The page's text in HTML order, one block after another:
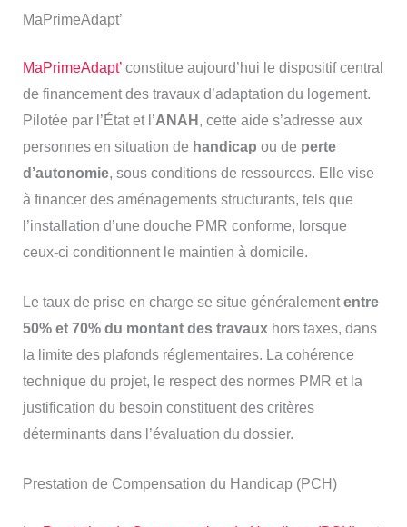
MaPrimeAdapt’
MaPrimeAdapt’constitue aujourd’hui le dispositif central
de financement des travaux d’adaptation du logement.
Pilotée par l’État et l’ANAH , cette aide s’adresse aux
personnes en situation de handicap ou de perte
d’autonomie, sous conditions de ressources. Elle vise
à financer des aménagements structurants, tels que
l’installation d’une douche PMR conforme, lorsque
ceux-ci conditionnent le maintien à domicile.
Le taux de prise en charge se situe généralemententre
50% et 70% du montant des travauxhors taxes, dans
la limite des plafonds réglementaires. La cohérence
technique du projet, le respect des normes PMR et la
justification du besoin constituent des critères
déterminants dans l’évaluation du dossier.
Prestation de Compensation du Handicap (PCH)